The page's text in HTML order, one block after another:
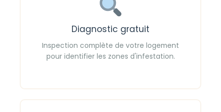
Diagnostic gratuit
Inspection complète de votre logement
pour identifier les zones d'infestation.